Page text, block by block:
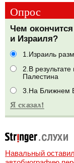
Опрос
Чем
и Израиля?
1.Израиль
2.В результате
Палестина
3.На Ближнем
Навальный